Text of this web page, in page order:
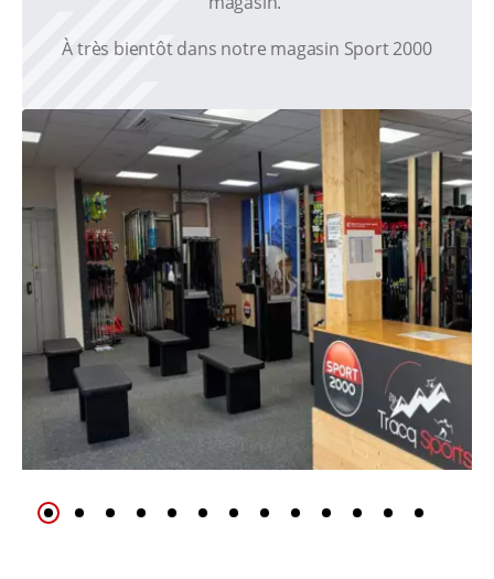
À très bientôt dans notre magasin Sport 2000